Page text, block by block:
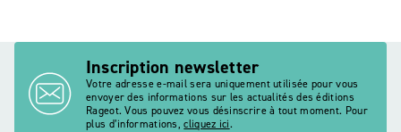
Inscription newsletter
Votre adresse e-mail sera uniquement utilisée pour vous
envoyer des informations sur les actualités des éditions
Rageot. Vous pouvez vous désinscrire à tout moment. Pour
plus d’informations,cliquez ici.